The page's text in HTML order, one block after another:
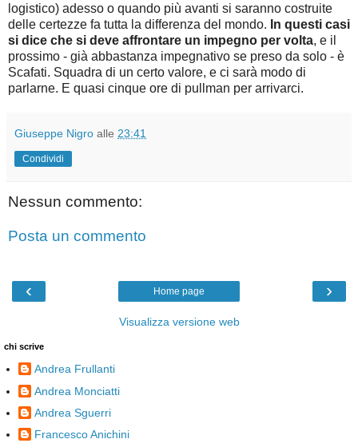
logistico) adesso o quando più avanti si saranno costruite
delle certezze fa tutta la differenza del mondo. In questi casi
si dice che si deve affrontare un impegno per volta, e il
prossimo - già abbastanza impegnativo se preso da solo - è
Scafati. Squadra di un certo valore, e ci sarà modo di
parlarne. E quasi cinque ore di pullman per arrivarci.
Giuseppe Nigro alle 23:41
Condividi
Nessun commento:
Posta un commento
‹ ›
Home page
Visualizza versione web
chi scrive
Andrea Frullanti
Andrea Monciatti
Andrea Sguerri
Francesco Anichini